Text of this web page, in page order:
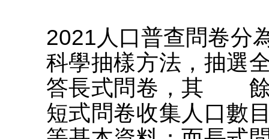
2021人口普查問卷分
科學抽樣方法，抽選
答長式問卷，其 餘
短式問卷收集人口數